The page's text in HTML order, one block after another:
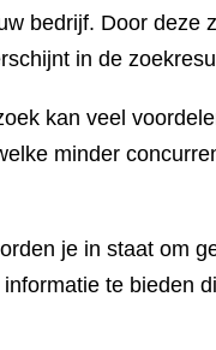
bedrijf. Door
in de
kan veel
minder
je in staat om
te bieden